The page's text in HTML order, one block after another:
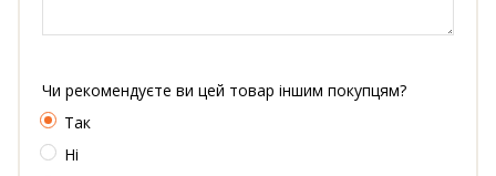
Чи рекомендуєте ви цей товар іншим покупцям?
Так
Ні